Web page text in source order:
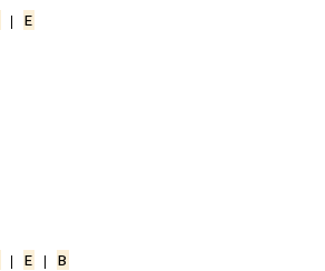
| E
| E | B